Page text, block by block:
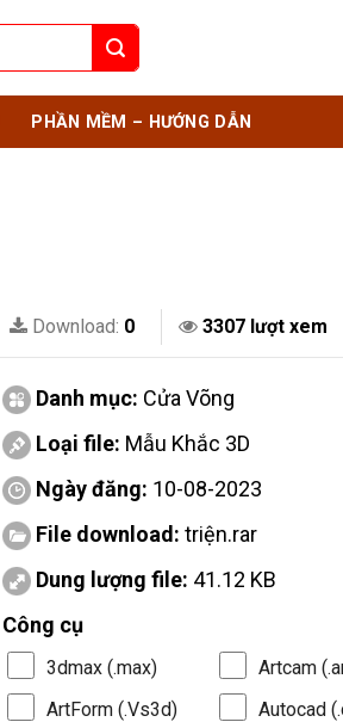
PHẦN MỀM – HƯỚNG DẪN
Download: 0 3307 lượt xem
Danh mục: Cửa Võng
Loại file: Mẫu Khắc 3D
Ngày đăng: 10-08-2023
File download: triện.rar
Dung lượng file: 41.12 KB
Công cụ
3dmax (.max)
Artcam
ArtForm (.Vs3d)
Autocad